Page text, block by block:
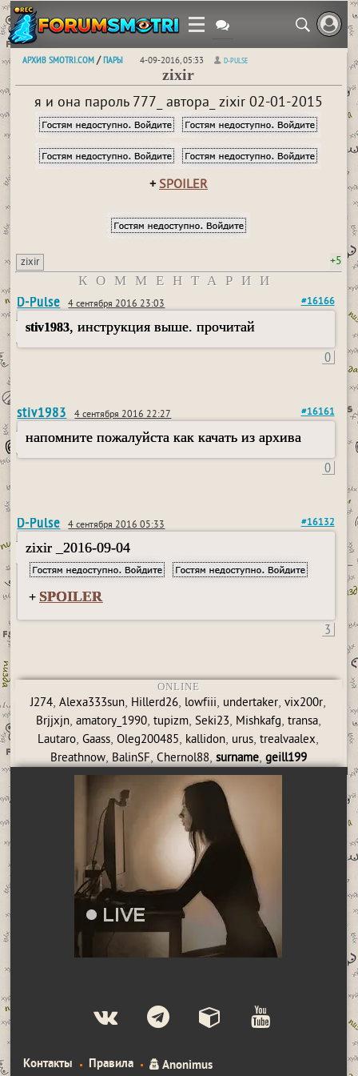
АРХИВ SMOTRI.COM /ПАРЫ 4-09-2016, 05:33 D-PULSE
zixir
я и она пароль 777_ автора_ zixir 02-01-2015
+ SPOILER
zixir +5
КОММЕНТАРИИ
D-Pulse 4 сентября 2016 23:03 #16166
stiv1983, инструкция выше. прочитай
0
stiv1983 4 сентября 2016 22:27 #16161
напомните пожалуйста как качать из архива
0
D-Pulse 4 сентября 2016 05:33 #16132
zixir _2016-09-04
+ SPOILER
3
ONLINE
J274,Alexa333sun, Hillerd26, lowfiii, undertaker,vix200r,
Brjjxjn, amatory_1990, tupizm, Seki23, Mishkafg, transa,
Lautaro,Gaass,Oleg200485, kallidon, urus,trealvaalex,
Breathnow, BalinSF, Chernol88, surname, geill199
Контакты Правила Anonimus